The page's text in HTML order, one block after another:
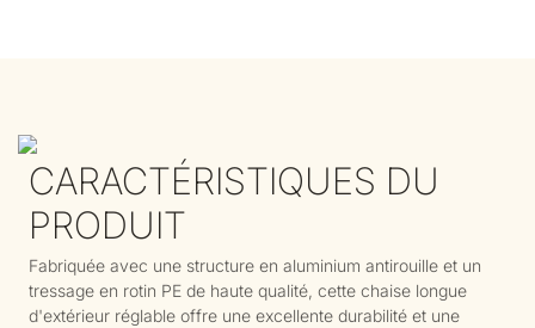
CARACTÉRISTIQUES DU
PRODUIT
Fabriquée avec une structure en aluminium antirouille et un
tressage en rotin PE de haute qualité, cette chaise longue
d'extérieur réglable offre une excellente durabilité et une